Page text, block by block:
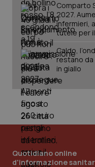
Comparto
2027.
infermieri,
tutele per
Caldo,
restano da
in giallo
Quotidiano online
d'informazione